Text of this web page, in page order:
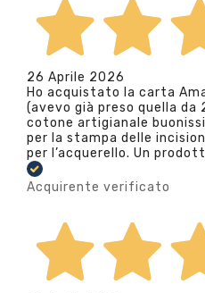
26 Aprile 2026
Ho acquistato la carta
(avevo già preso quella da
cotone artigianale
per la stampa delle
per l’acquerello. Un
Acquirente verificato